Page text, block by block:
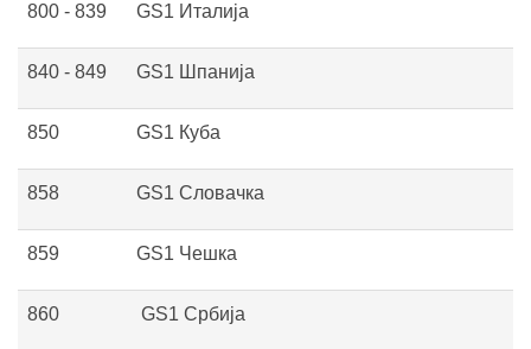
800 - 839 GS1 Италија
840 - 849 GS1 Шпанија
850 GS1 Куба
858 GS1 Словачка
859 GS1 Чешка
860 GS1 Србија